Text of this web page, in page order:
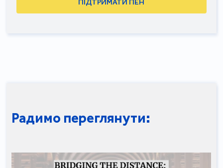
ПІДТРИМАТИ ПЕН
Радимо переглянути: